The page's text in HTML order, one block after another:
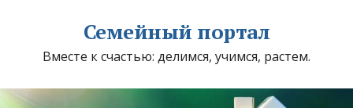
Семейный портал
Вместе к счастью: делимся, учимся, растем.